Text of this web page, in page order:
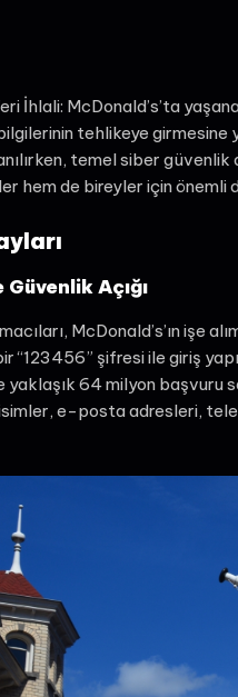
İhlali: McDonald’s’ta
tehlikeye girmesine
temel siber güvenlik
hem de bireyler için önemli
Açığı
McDonald’s’ın işe
“123456” şifresi ile giriş
yaklaşık 64 milyon başvuru
e-posta adresleri,